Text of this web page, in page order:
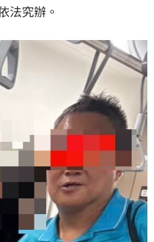
法究辦。